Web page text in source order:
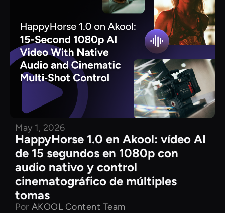
May 1, 2026
HappyHorse 1.0 en Akool: vídeo AI
de 15 segundos en 1080p con
audio nativo y control
cinematográfico de múltiples
tomas
Por AKOOL Content Team